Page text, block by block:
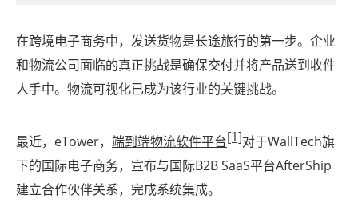
在跨境电子商务中，发送货物是长途旅行的第一步。企业
和物流公司面临的真正挑战是确保交付并将产品送到收件
人手中。物流可视化已成为该行业的关键挑战。
最近，eTower， 端到端物流软件平台[1]对于WallTech旗
下的国际电子商务，宣布与国际B2B SaaS平台AfterShip
建立合作伙伴关系，完成系统集成。